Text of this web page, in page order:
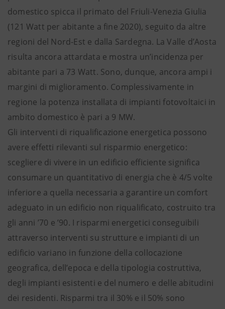
domestico spicca il primato del Friuli-Venezia Giulia
(121 Watt per abitante a fine 2020), seguito da altre
regioni del Nord-Est e dalla Sardegna. La Valle d’Aosta
risulta ancora attardata e mostra un’incidenza per
abitante pari a 73 Watt. Sono, dunque, ancora ampi i
margini di miglioramento. Complessivamente in
regione la potenza installata di impianti fotovoltaici in
ambito domestico è pari a 9 MW.
Gli interventi di riqualificazione energetica possono
avere effetti rilevanti sul risparmio energetico:
scegliere di vivere in un edificio efficiente significa
consumare un quantitativo di energia che è 4/5 volte
inferiore a quella necessaria a garantire un comfort
adeguato in un edificio non riqualificato, costruito tra
gli anni ’70 e ’90. I risparmi energetici conseguibili
attraverso interventi su strutture e impianti di un
edificio variano in funzione della collocazione
geografica, dell’epoca e della tipologia costruttiva,
degli impianti esistenti e del numero e delle abitudini
dei residenti. Risparmi tra il 30% e il 50% sono